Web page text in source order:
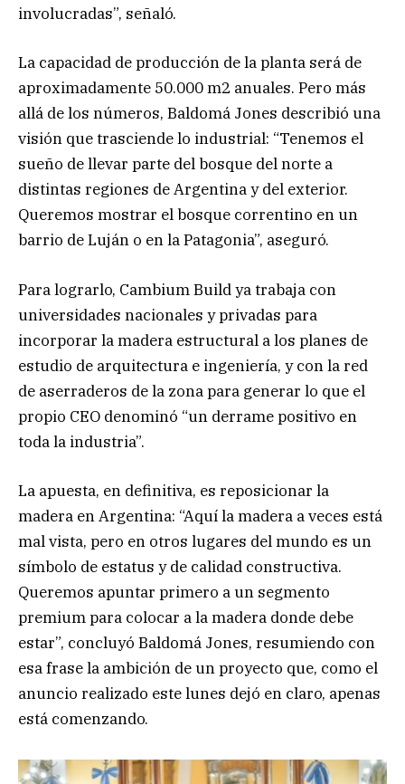
involucradas”, señaló.
La capacidad de producción de la planta será de
aproximadamente 50.000 m2 anuales. Pero más
allá de los números, Baldomá Jones describió una
visión que trasciende lo industrial: “Tenemos el
sueño de llevar parte del bosque del norte a
distintas regiones de Argentina y del exterior.
Queremos mostrar el bosque correntino en un
barrio de Luján o en la Patagonia”, aseguró.
Para lograrlo, Cambium Build ya trabaja con
universidades nacionales y privadas para
incorporar la madera estructural a los planes de
estudio de arquitectura e ingeniería, y con la red
de aserraderos de la zona para generar lo que el
propio CEO denominó “un derrame positivo en
toda la industria”.
La apuesta, en definitiva, es reposicionar la
madera en Argentina: “Aquí la madera a veces está
mal vista, pero en otros lugares del mundo es un
símbolo de estatus y de calidad constructiva.
Queremos apuntar primero a un segmento
premium para colocar a la madera donde debe
estar”, concluyó Baldomá Jones, resumiendo con
esa frase la ambición de un proyecto que, como el
anuncio realizado este lunes dejó en claro, apenas
está comenzando.